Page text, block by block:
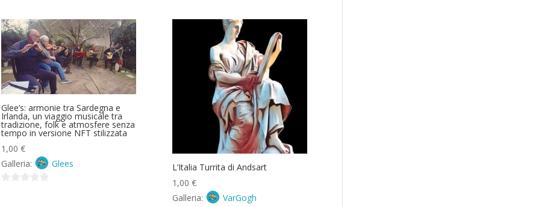
5
5
Glee’s: armonie tra Sardegna e
Irlanda, un viaggio musicale tra
tradizione, folk e atmosfere senza
tempo in versione NFT stilizzata
1,00 €
Galleria:
Glees
L’Italia Turrita di Andsart
1,00 €
Galleria:
VarGogh